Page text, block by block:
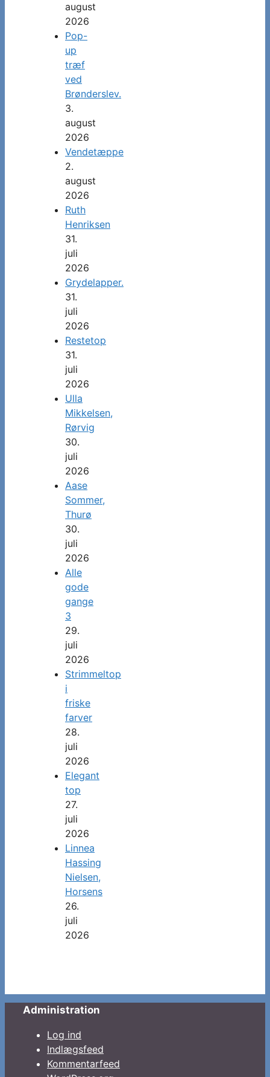
august
2026
Pop-
up
træf
ved
Brønderslev.
3.
august
2026
Vendetæppe
2.
august
2026
Ruth
Henriksen
31.
juli
2026
Grydelapper.
31.
juli
2026
Restetop
31.
juli
2026
Ulla
Mikkelsen,
Rørvig
30.
juli
2026
Aase
Sommer,
Thurø
30.
juli
2026
Alle
gode
gange
3
29.
juli
2026
Strimmeltop
i
friske
farver
28.
juli
2026
Elegant
top
27.
juli
2026
Linnea
Hassing
Nielsen,
Horsens
26.
juli
2026
Administration
Log ind
Indlægsfeed
Kommentarfeed